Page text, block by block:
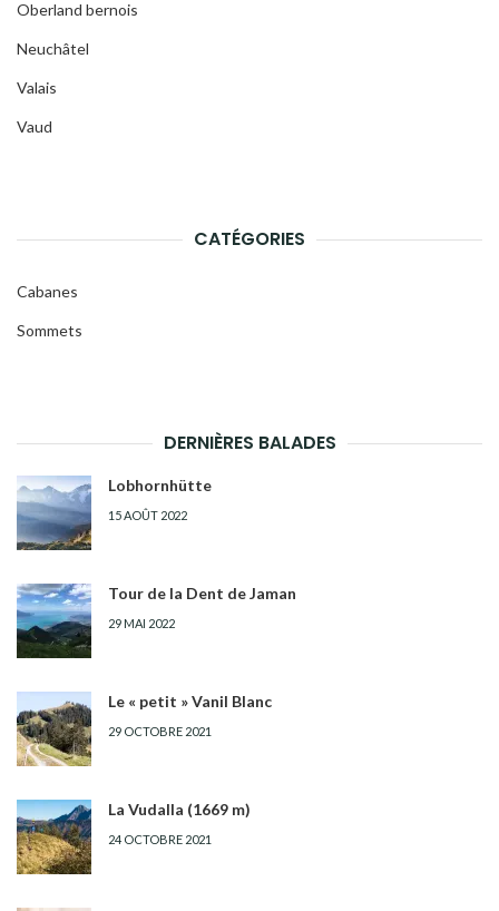
Oberland bernois
Neuchâtel
Valais
Vaud
CATÉGORIES
Cabanes
Sommets
DERNIÈRES BALADES
Lobhornhütte
15 AOÛT 2022
Tour de la Dent de Jaman
29 MAI 2022
Le « petit » Vanil Blanc
29 OCTOBRE 2021
La Vudalla (1669 m)
24 OCTOBRE 2021